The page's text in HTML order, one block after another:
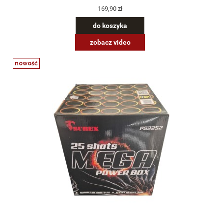
169,90 zł
do koszyka
zobacz video
nowość